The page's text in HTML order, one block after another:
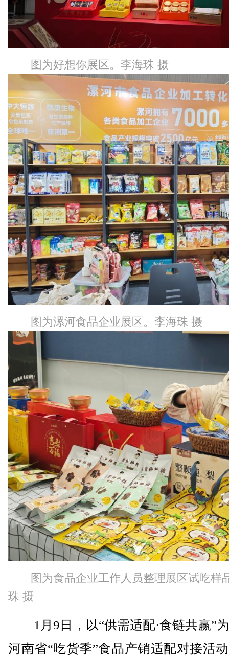
图为好想你展区。李海珠 摄
图为漯河食品企业展区。李海珠 摄
图为食品企业工作人员整理展区试吃样
珠 摄
1月9日，以“供需适配·食链共赢”
河南省“吃货季”食品产销适配对接活